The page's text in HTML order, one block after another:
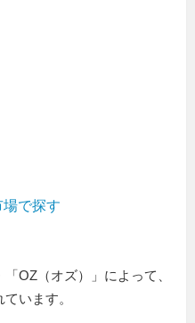
場で探す
OZ（オズ）」によって、
います。